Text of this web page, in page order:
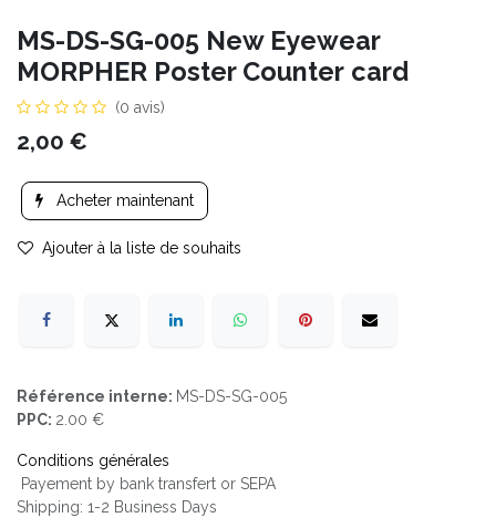
MS-DS-SG-005 New Eyewear
MORPHER Poster Counter card
(0 avis)
2,00 €
Acheter maintenant
Ajouter à la liste de souhaits
Référence interne: MS-DS-SG-005
PPC: 2.00 €
Conditions générales
Payement by bank transfert or SEPA
Shipping: 1-2 Business Days